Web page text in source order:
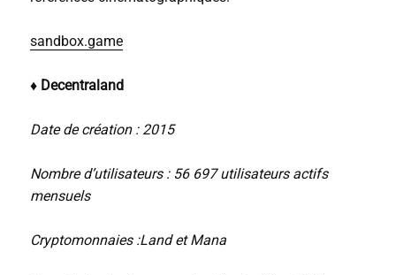
sandbox.game
♦ Decentraland
Date de création : 2015
Nombre d’utilisateurs : 56 697 utilisateurs actifs
mensuels
Cryptomonnaies :Land et Mana